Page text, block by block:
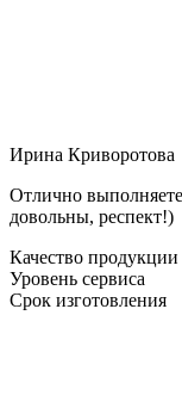
Ирина Криворотова
Отлично
довольны, респект!)
Качество продукции
Уровень сервиса
Срок изготовления